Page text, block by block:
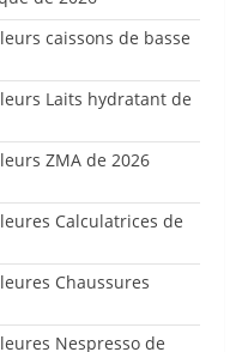
caissons de basse
Laits hydratant de
ZMA de 2026
Calculatrices de
Chaussures
Nespresso de